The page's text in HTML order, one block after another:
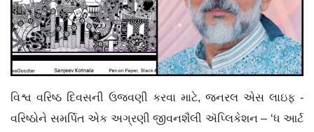
વિશ્વ વરિષ્ઠ દિવસની ઉજવણી કરવા માટે, જનરલ એસ લાઇફ -
વરિષ્ઠોને સમર્પિત એક અગ્રણી જીવનશૈલી ઍપ્લિકેશન – ‘ધ આર્ટ